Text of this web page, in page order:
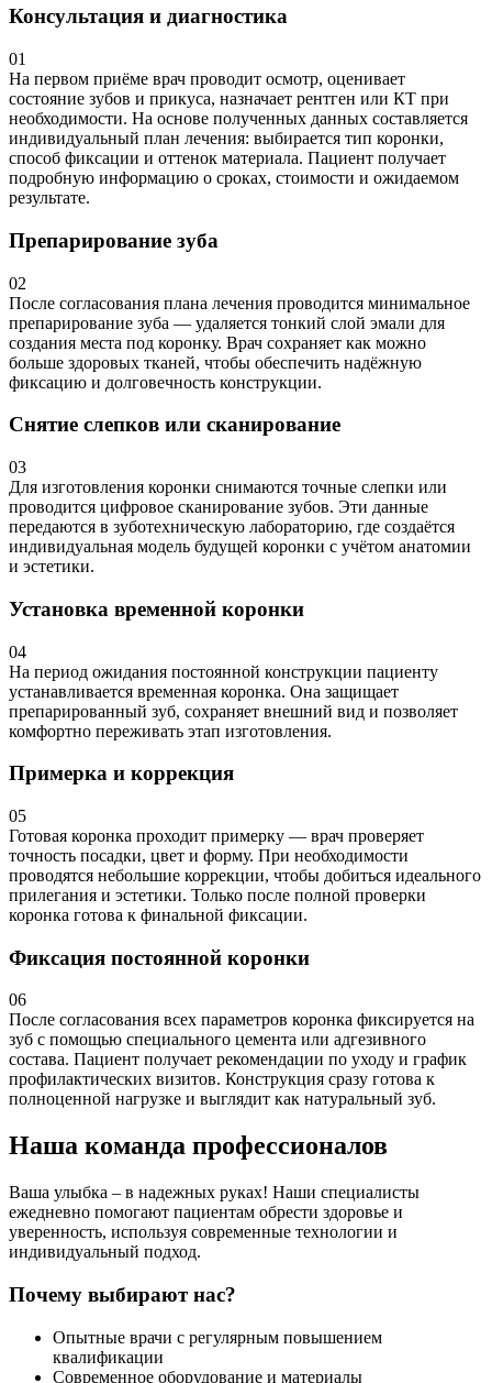
Консультация и диагностика
01
На первом приёме врач проводит осмотр, оценивает
состояние зубов и прикуса, назначает рентген или КТ при
необходимости. На основе полученных данных составляется
индивидуальный план лечения: выбирается тип коронки,
способ фиксации и оттенок материала. Пациент получает
подробную информацию о сроках, стоимости и ожидаемом
результате.
Препарирование зуба
02
После согласования плана лечения проводится минимальное
препарирование зуба — удаляется тонкий слой эмали для
создания места под коронку. Врач сохраняет как можно
больше здоровых тканей, чтобы обеспечить надёжную
фиксацию и долговечность конструкции.
Снятие слепков или сканирование
03
Для изготовления коронки снимаются точные слепки или
проводится цифровое сканирование зубов. Эти данные
передаются в зуботехническую лабораторию, где создаётся
индивидуальная модель будущей коронки с учётом анатомии
и эстетики.
Установка временной коронки
04
На период ожидания постоянной конструкции пациенту
устанавливается временная коронка. Она защищает
препарированный зуб, сохраняет внешний вид и позволяет
комфортно переживать этап изготовления.
Примерка и коррекция
05
Готовая коронка проходит примерку — врач проверяет
точность посадки, цвет и форму. При необходимости
проводятся небольшие коррекции, чтобы добиться идеального
прилегания и эстетики. Только после полной проверки
коронка готова к финальной фиксации.
Фиксация постоянной коронки
06
После согласования всех параметров коронка фиксируется на
зуб с помощью специального цемента или адгезивного
состава. Пациент получает рекомендации по уходу и график
профилактических визитов. Конструкция сразу готова к
полноценной нагрузке и выглядит как натуральный зуб.
Наша команда профессионалов
Ваша улыбка – в надежных руках! Наши специалисты
ежедневно помогают пациентам обрести здоровье и
уверенность, используя современные технологии и
индивидуальный подход.
Почему выбирают нас?
Опытные врачи с регулярным повышением
квалификации
Современное оборудование и материалы